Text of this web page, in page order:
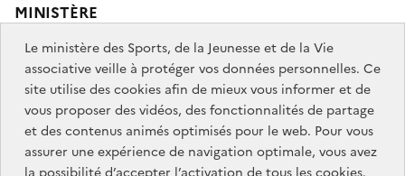
MINISTÈRE
DES SPORTS,
DE LA JEUNESSE
ET DE LA VIE ASSOCIATIVE
Découvrez également jeunes.gouv.fr et education.gouv.fr.
Liens
info.gouv.fr service-public.gouv.fr
Le ministère des Sports, de la Jeunesse et de la Vie
associative veille à protéger vos données personnelles. Ce
site utilise des cookies afin de mieux vous informer et de
vous proposer des vidéos, des fonctionnalités de partage
et des contenus animés optimisés pour le web. Pour vous
assurer une expérience de navigation optimale, vous avez